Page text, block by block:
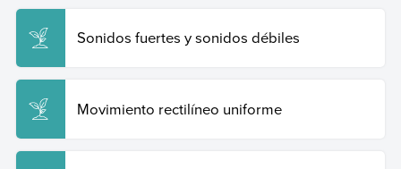
Sonidos fuertes y sonidos débiles
Movimiento rectilíneo uniforme